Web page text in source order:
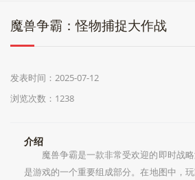
魔兽争霸：怪物捕捉大作战
发表时间：2025-07-12
浏览次数：1238
介绍
魔兽争霸是一款非常受欢迎的即时战
是游戏的一个重要组成部分。在地图中，